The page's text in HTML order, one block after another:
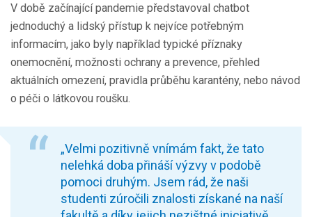
V době začínající pandemie představoval chatbot
jednoduchý a lidský přístup k nejvíce potřebným
informacím, jako byly například typické příznaky
onemocnění, možnosti ochrany a prevence, přehled
aktuálních omezení, pravidla průběhu karantény, nebo návod
o péči o látkovou roušku.
„Velmi pozitivně vnímám fakt, že tato
nelehká doba přináší výzvy v podobě
pomoci druhým. Jsem rád, že naši
studenti zúročili znalosti získané na naší